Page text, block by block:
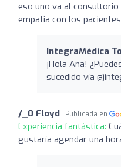
eso uno va al
empatia con los pacientes
IntegraMédica
¡Hola Ana!
sucedido vía
/_0 Floyd Publicada en
Experiencia fantástica:
gustaría agendar una